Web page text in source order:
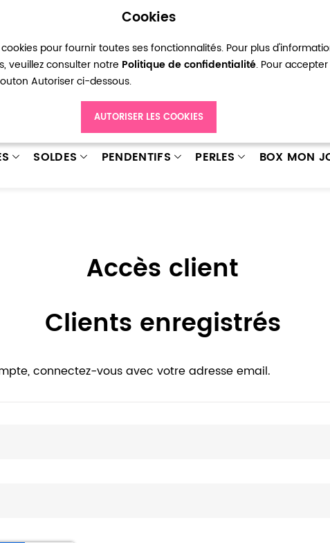
Cookies
pour fournir toutes ses fonctionnalités. Pour plus
veuillez consulter notre Politique de confidentialité. Pour
Autoriser ci-dessous.
AUTORISER LES COOKIES
Ma liste d’envies Connexion Créer
SOLDES PENDENTIFS PERLES BOX MON
Accès client
Clients enregistrés
connectez-vous avec votre adresse email.